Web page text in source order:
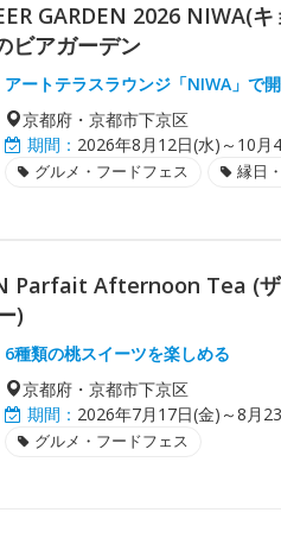
GARDEN 2026 NIWA(
ビアガーデン
アートテラスラウンジ「NIWA」で
京都府・京都市下京区
期間： 2026年8月12日(水)～10
グルメ・フードフェス 縁日
Parfait Afternoon Tea (
)
6種類の桃スイーツを楽しめる
京都府・京都市下京区
期間： 2026年7月17日(金)～8月
グルメ・フードフェス